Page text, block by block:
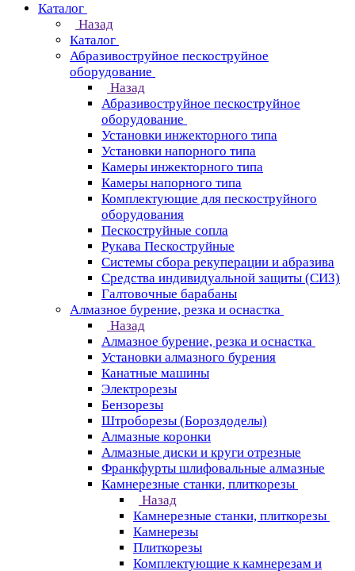
Каталог
Назад
Каталог
Абразивоструйное пескоструйное
оборудование
Назад
Абразивоструйное пескоструйное
оборудование
Установки инжекторного типа
Установки напорного типа
Камеры инжекторного типа
Камеры напорного типа
Комплектующие для пескоструйного
оборудования
Пескоструйные сопла
Рукава Пескоструйные
Системы сбора рекуперации и абразива
Средства индивидуальной защиты (СИЗ)
Галтовочные барабаны
Алмазное бурение, резка и оснастка
Назад
Алмазное бурение, резка и оснастка
Установки алмазного бурения
Канатные машины
Электрорезы
Бензорезы
Штроборезы (Бороздоделы)
Алмазные коронки
Алмазные диски и круги отрезные
Франкфурты шлифовальные алмазные
Камнерезные станки, плиткорезы
Назад
Камнерезные станки, плиткорезы
Камнерезы
Плиткорезы
Комплектующие к камнерезам и